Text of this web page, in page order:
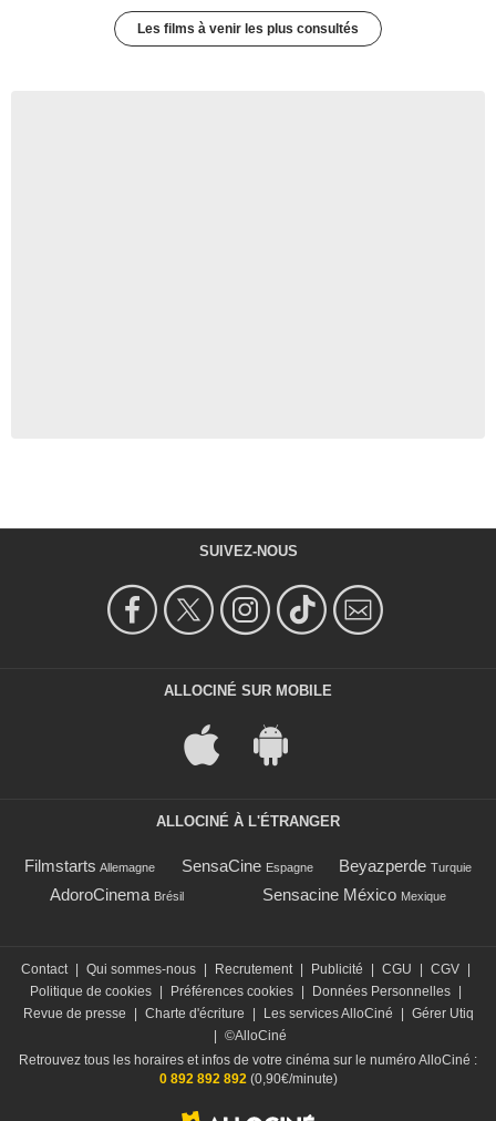
Les films à venir les plus consultés
SUIVEZ-NOUS
ALLOCINÉ SUR MOBILE
ALLOCINÉ À L'ÉTRANGER
Filmstarts Allemagne SensaCine Espagne Beyazperde Turquie
AdoroCinema Brésil Sensacine México Mexique
Contact Qui sommes-nous Recrutement Publicité CGU CGV
Politique de cookies
Préférences cookies Données Personnelles
Revue de presse
Charte d'écriture Les services AlloCiné
Gérer Utiq
©AlloCiné
Retrouvez tous les horaires et infos de votre cinéma sur le numéro AlloCiné :
0 892 892 892(0,90€/minute)